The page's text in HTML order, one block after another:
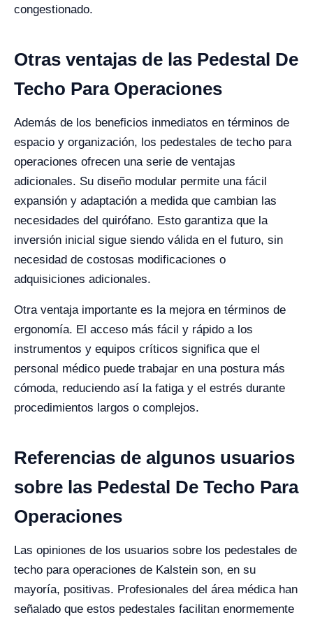
congestionado.
Otras ventajas de las Pedestal De
Techo Para Operaciones
Además de los beneficios inmediatos en términos de
espacio y organización, los pedestales de techo para
operaciones ofrecen una serie de ventajas
adicionales. Su diseño modular permite una fácil
expansión y adaptación a medida que cambian las
necesidades del quirófano. Esto garantiza que la
inversión inicial sigue siendo válida en el futuro, sin
necesidad de costosas modificaciones o
adquisiciones adicionales.
Otra ventaja importante es la mejora en términos de
ergonomía. El acceso más fácil y rápido a los
instrumentos y equipos críticos significa que el
personal médico puede trabajar en una postura más
cómoda, reduciendo así la fatiga y el estrés durante
procedimientos largos o complejos.
Referencias de algunos usuarios
sobre las Pedestal De Techo Para
Operaciones
Las opiniones de los usuarios sobre los pedestales de
techo para operaciones de Kalstein son, en su
mayoría, positivas. Profesionales del área médica han
señalado que estos pedestales facilitan enormemente